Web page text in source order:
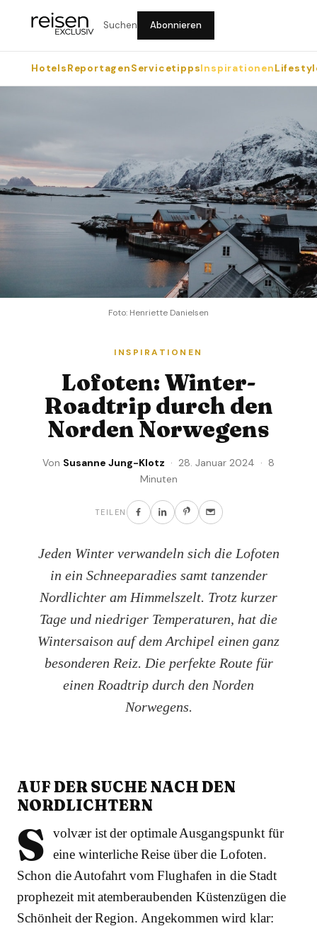
Suchen Abonnieren
HotelsReportagenServicetippsInspirationen
Foto: Henriette Danielsen
INSPIRATIONEN
Lofoten: Winter-
Roadtrip durch den
Norden Norwegens
Von Susanne Jung-Klotz · 28. Januar 2024 · 8
Minuten
TEILEN
Jeden Winter verwandeln sich die Lofoten
in ein Schneeparadies samt tanzender
Nordlichter am Himmelszelt. Trotz kurzer
Tage und niedriger Temperaturen, hat die
Wintersaison auf dem Archipel einen ganz
besonderen Reiz. Die perfekte Route für
einen Roadtrip durch den Norden
Norwegens.
AUF DER SUCHE NACH DEN
NORDLICHTERN
S
volvær ist der optimale Ausgangspunkt für
eine winterliche Reise über die Lofoten.
Schon die Autofahrt vom Flughafen in die Stadt
prophezeit mit atemberaubenden Küstenzügen die
Schönheit der Region. Angekommen wird klar: